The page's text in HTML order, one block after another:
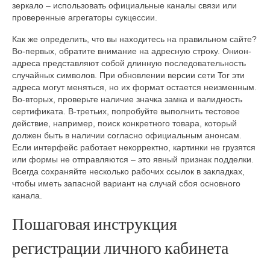
зеркало – использовать официальные каналы связи или
проверенные агрегаторы сукцессии.
Как же определить, что вы находитесь на правильном сайте?
Во-первых, обратите внимание на адресную строку. Онион-
адреса представляют собой длинную последовательность
случайных символов. При обновлении версии сети Tor эти
адреса могут меняться, но их формат остается неизменным.
Во-вторых, проверьте наличие значка замка и валидность
сертификата. В-третьих, попробуйте выполнить тестовое
действие, например, поиск конкретного товара, который
должен быть в наличии согласно официальным анонсам.
Если интерфейс работает некорректно, картинки не грузятся
или формы не отправляются – это явный признак подделки.
Всегда сохраняйте несколько рабочих ссылок в закладках,
чтобы иметь запасной вариант на случай сбоя основного
канала.
Пошаговая инструкция
регистрации личного кабинета